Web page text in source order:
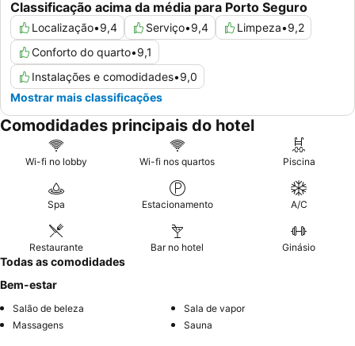
Classificação acima da média para Porto Seguro
Localização•9,4 Serviço•9,4 Limpeza•9,2
Conforto do quarto•9,1
Instalações e comodidades•9,0
Mostrar mais classificações
Comodidades principais do hotel
Wi-fi no lobby Wi-fi nos quartos Piscina
Spa Estacionamento A/C
Restaurante Bar no hotel Ginásio
Todas as comodidades
Bem-estar
Salão de beleza
Sala de vapor
Massagens
Sauna